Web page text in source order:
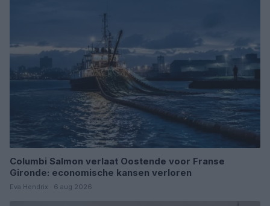
Columbi Salmon verlaat Oostende voor Franse
Gironde: economische kansen verloren
Eva Hendrix · 6 aug 2026